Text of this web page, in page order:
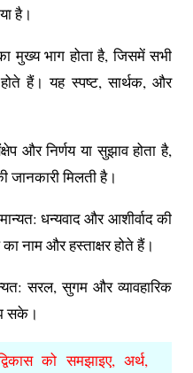
है।
मुख्य भाग होता है, जिसमें सभी
हैं। यह स्पष्ट, सार्थक, और
और निर्णय या सुझाव होता है,
जानकारी मिलती है।
धन्यवाद और आशीर्वाद की
नाम और हस्ताक्षर होते हैं।
सरल, सुगम और व्यावहारिक
सके।
को समझाइए, अर्थ,